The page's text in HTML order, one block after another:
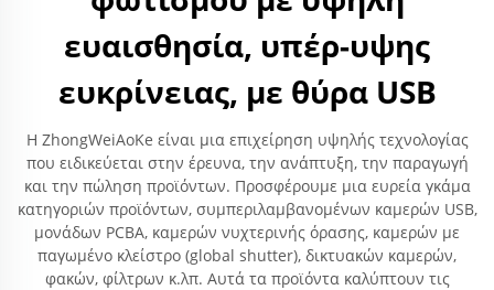
ευαισθησία, υπέρ-υψης
ευκρίνειας, με θύρα USB
Η ZhongWeiAoKe είναι μια επιχείρηση υψηλής τεχνολογίας
που ειδικεύεται στην έρευνα, την ανάπτυξη, την παραγωγή
και την πώληση προϊόντων. Προσφέρουμε μια ευρεία γκάμα
κατηγοριών προϊόντων, συμπεριλαμβανομένων καμερών USB,
μονάδων PCBA, καμερών νυχτερινής όρασης, καμερών με
παγωμένο κλείστρο (global shutter), δικτυακών καμερών,
φακών, φίλτρων κ.λπ. Αυτά τα προϊόντα καλύπτουν τις